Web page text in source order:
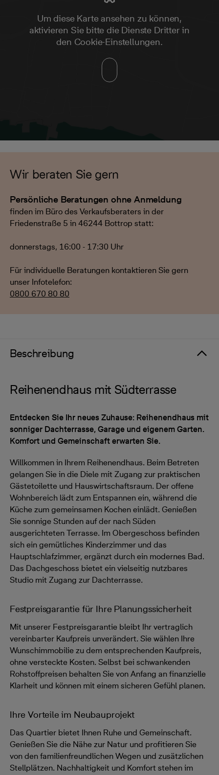
Um diese Karte ansehen zu können,
aktivieren Sie bitte die Dienste Dritter in
den Cookie-Einstellungen.
Wir beraten Sie gern
Persönliche Beratungen ohne Anmeldung
finden im Büro des Verkaufsberaters in der
Friedenstraße 5 in 46244 Bottrop statt:
donnerstags, 16:00 - 17:30 Uhr
Für individuelle Beratungen kontaktieren Sie gern
unser Infotelefon:
0800 670 80 80
Beschreibung
Reihenendhaus mit Südterrasse
Entdecken Sie Ihr neues Zuhause: Reihenendhaus mit
sonniger Dachterrasse, Garage und eigenem Garten.
Komfort und Gemeinschaft erwarten Sie.
Willkommen in Ihrem Reihenendhaus. Beim Betreten
gelangen Sie in die Diele mit Zugang zur praktischen
Gästetoilette und Hauswirtschaftsraum. Der offene
Wohnbereich lädt zum Entspannen ein, während die
Küche zum gemeinsamen Kochen einlädt. Genießen
Sie sonnige Stunden auf der nach Süden
ausgerichteten Terrasse. Im Obergeschoss befinden
sich ein gemütliches Kinderzimmer und das
Hauptschlafzimmer, ergänzt durch ein modernes Bad.
Das Dachgeschoss bietet ein vielseitig nutzbares
Studio mit Zugang zur Dachterrasse.
Festpreisgarantie für Ihre Planungssicherheit
Mit unserer Festpreisgarantie bleibt Ihr vertraglich
vereinbarter Kaufpreis unverändert. Sie wählen Ihre
Wunschimmobilie zu dem entsprechenden Kaufpreis,
ohne versteckte Kosten. Selbst bei schwankenden
Rohstoffpreisen behalten Sie von Anfang an finanzielle
Klarheit und können mit einem sicheren Gefühl planen.
Ihre Vorteile im Neubauprojekt
Das Quartier bietet Ihnen Ruhe und Gemeinschaft.
Genießen Sie die Nähe zur Natur und profitieren Sie
von den familienfreundlichen Wegen und zusätzlichen
Stellplätzen. Nachhaltigkeit und Komfort stehen im